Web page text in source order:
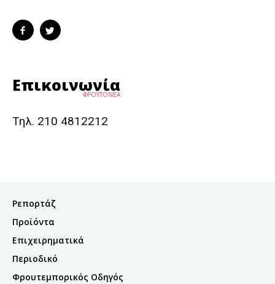
Επικοινωνία
ΦΡΟΥΤΟΝΕΑ
Τηλ. 210 4812212
Ρεπορτάζ
Προϊόντα
Επιχειρηματικά
Περιοδικό
Φρουτεμπορικός Οδηγός